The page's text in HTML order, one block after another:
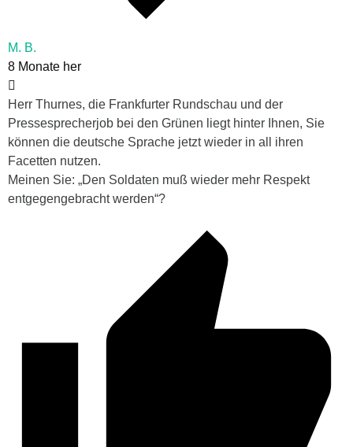
M. B.
8 Monate her
Herr Thurnes, die Frankfurter Rundschau und der
Pressesprecherjob bei den Grünen liegt hinter Ihnen, Sie
können die deutsche Sprache jetzt wieder in all ihren
Facetten nutzen.
Meinen Sie: „Den Soldaten muß wieder mehr Respekt
entgegengebracht werden“?